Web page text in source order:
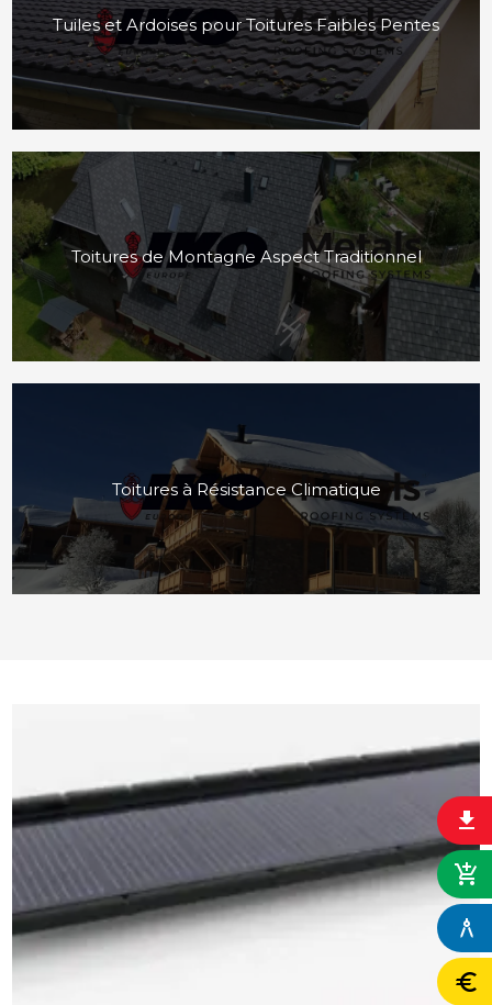
Tuiles et Ardoises pour Toitures Faibles Pentes
Toitures de Montagne Aspect Traditionnel
Toitures à Résistance Climatique
file_download
add_shopping_cart
architecture
euro